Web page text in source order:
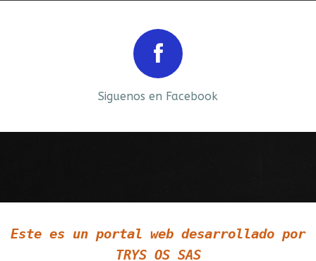
Siguenos en Facebook
Este es un portal web desarrollado por
TRYS OS SAS